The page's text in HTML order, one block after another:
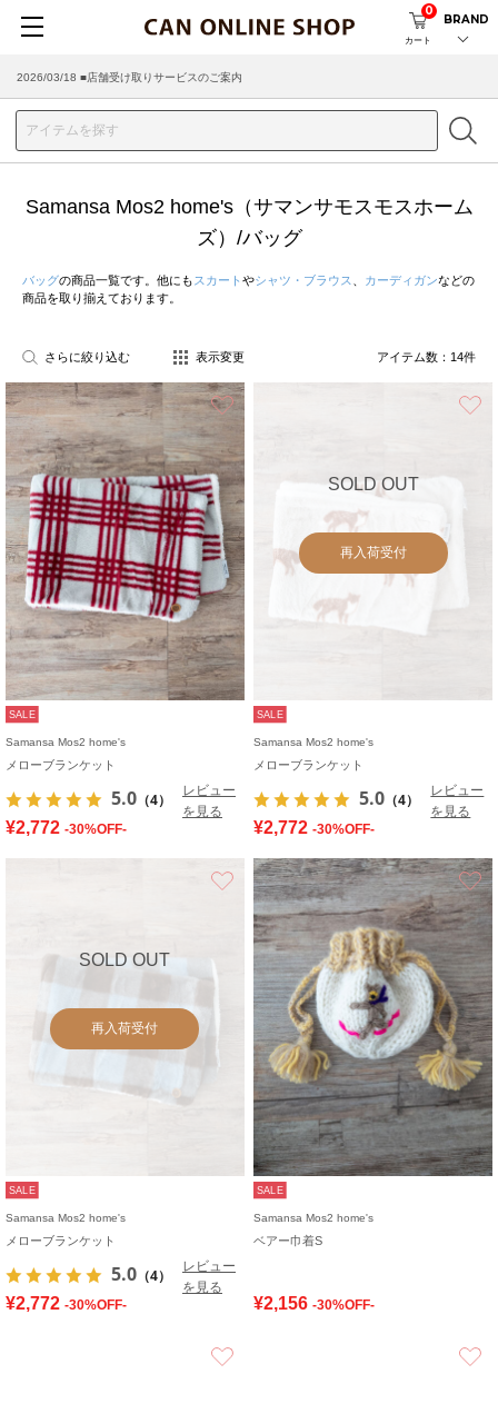
カート
0
BRAND
2026/03/18 ■店舗受け取りサービスのご案内
Samansa Mos2 home's（サマンサモスモスホーム
ズ）/バッグ
バッグの商品一覧です。他にも スカート やシャツ・ブラウス カーディガンなどの
商品を取り揃えております。
さらに絞り込む 表示変更 アイテム数： 14件
お気に入り
SALE
Samansa Mos2 home's
メローブランケット
5.0 （4）
レビュー
を見る
¥2,772 -30%OFF-
SOLD OUT
再入荷受付
SALE
Samansa Mos2 home's
メローブランケット
5.0 （4）
レビュー
を見る
¥2,772 -30%OFF-
SOLD OUT
再入荷受付
お気に入り
SALE
Samansa Mos2 home's
メローブランケット
5.0 （4）
レビュー
を見る
¥2,772 -30%OFF-
SALE
Samansa Mos2 home's
ベアー巾着S
¥2,156 -30%OFF-